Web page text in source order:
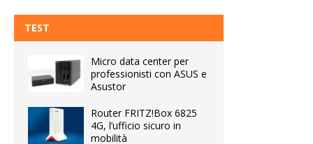
TEST
Micro data center per
professionisti con ASUS e
Asustor
Router FRITZ!Box 6825
4G, l’ufficio sicuro in
mobilità